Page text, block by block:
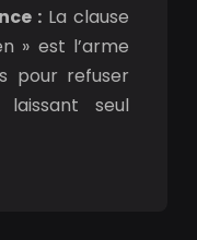
:La clause
» est l’arme
pour refuser
laissant seul